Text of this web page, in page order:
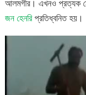
আলমগীর। এখনও প্রত্যক
জন হেনরিপ্রতিধ্বনিত হয়।